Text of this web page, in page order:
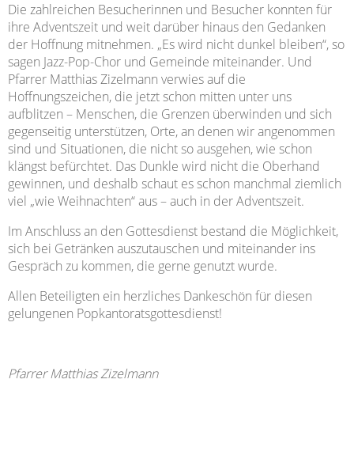
Die zahlreichen Besucherinnen und Besucher konnten für
ihre Adventszeit und weit darüber hinaus den Gedanken
der Hoffnung mitnehmen. „Es wird nicht dunkel bleiben“, so
sagen Jazz-Pop-Chor und Gemeinde miteinander. Und
Pfarrer Matthias Zizelmann verwies auf die
Hoffnungszeichen, die jetzt schon mitten unter uns
aufblitzen – Menschen, die Grenzen überwinden und sich
gegenseitig unterstützen, Orte, an denen wir angenommen
sind und Situationen, die nicht so ausgehen, wie schon
klängst befürchtet. Das Dunkle wird nicht die Oberhand
gewinnen, und deshalb schaut es schon manchmal ziemlich
viel „wie Weihnachten“ aus – auch in der Adventszeit.
Im Anschluss an den Gottesdienst bestand die Möglichkeit,
sich bei Getränken auszutauschen und miteinander ins
Gespräch zu kommen, die gerne genutzt wurde.
Allen Beteiligten ein herzliches Dankeschön für diesen
gelungenen Popkantoratsgottesdienst!
Pfarrer Matthias Zizelmann